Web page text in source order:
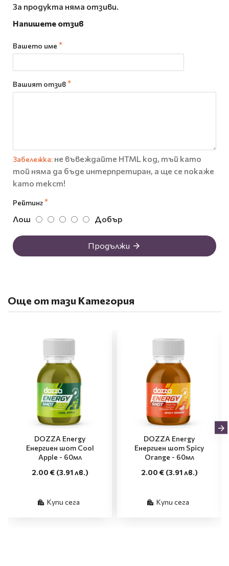
За продукта няма отзиви.
Напишете отзив
Вашето име
Вашият отзив
Забележка: не въвеждайте HTML код, тъй като
той няма да бъде интерпретиран, а ще се покаже
като текст!
Рейтинг
Лош Добър
Продължи
Още от тази Категория
DOZZA Energy
Енергиен шот Cool
Apple - 60мл
2.00 € (3.91 лв.)
Купи сега
DOZZA Energy
Енергиен шот Spicy
Orange - 60мл
2.00 € (3.91 лв.)
Купи сега